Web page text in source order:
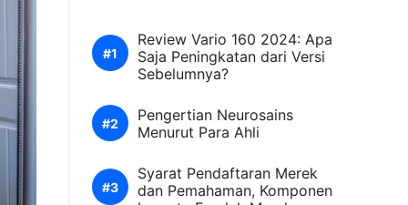
Review Vario 160 2024: Apa
Saja Peningkatan dari Versi
Sebelumnya?
Pengertian Neurosains
Menurut Para Ahli
Syarat Pendaftaran Merek
dan Pemahaman, Komponen